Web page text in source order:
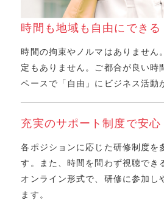
時間も地域も⾃由にできる
時間の拘束やノルマはありません
定もありません。ご都合が良い時
ペースで「⾃由」にビジネス活動
充実のサポート制度で安⼼
各ポジションに応じた研修制度を
す。また、時間を問わず視聴でき
オンライン形式で、研修に参加し
ます。